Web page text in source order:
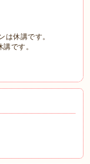
は休講です。
です。